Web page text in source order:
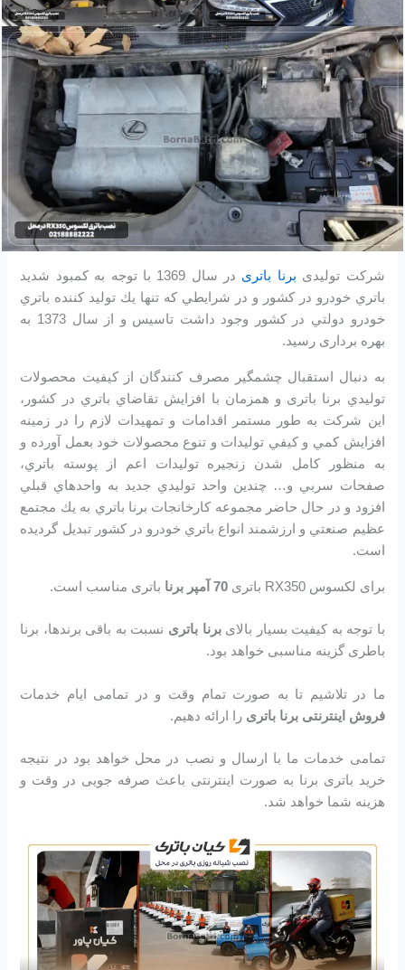
شرکت تولیدی برنا باتری
در سال 1369 با توجه به كمبود شديد
باتري خودرو در كشور و در شرايطي كه تنها يك توليد كننده باتري
خودرو دولتي در كشور وجود داشت تاسیس و از سال 1373 به
بهره برداری رسید.
به دنبال استقبال چشمگير مصرف كنندگان از كيفيت محصولات
توليدي برنا باتری و همزمان با افزايش تقاضاي باتري در كشور،
اين شرکت به طور مستمر اقدامات و تمهيدات لازم را در زمينه
افزايش كمي و كيفي توليدات و تنوع محصولات خود بعمل آورده و
به منظور كامل شدن زنجيره توليدات اعم از پوسته باتري،
صفحات سربي و… چندين واحد توليدي جديد به واحدهاي قبلي
افزود و در حال حاضر مجموعه كارخانجات برنا باتري به يك مجتمع
عظيم صنعتي و ارزشمند انواع باتري خودرو در کشور تبديل گرديده
است.
برای لکسوس RX350 باتری 70 آمپر برنا باتری مناسب است.
با توجه به کیفیت بسیار بالایبرنا باتری نسبت به باقی برندها، برنا
باطری گزینه مناسبی خواهد بود.
ما در تلاشیم تا به صورت تمام وقت و در تمامی ایام خدمات
فروش اینترنتی برنا باتری را ارائه دهیم.
تمامی خدمات ما با ارسال و نصب در محل خواهد بود در نتیجه
خرید باتری برنا به صورت اینترنتی باعث صرفه جویی در وقت و
هزینه شما خواهد شد.